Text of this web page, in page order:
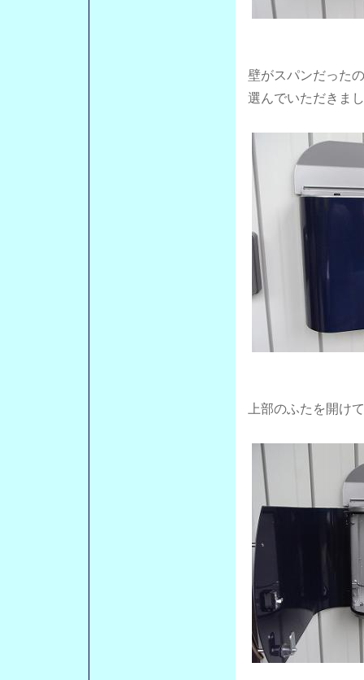
壁がスパンだった
選んでいただきま
上部のふたを開け